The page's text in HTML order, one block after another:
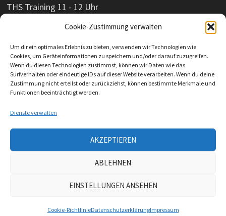
Cookie-Zustimmung verwalten
Um dir ein optimales Erlebnis zu bieten, verwenden wir Technologien wie
Cookies, um Geräteinformationen zu speichern und/oder darauf zuzugreifen.
Wenn du diesen Technologien zustimmst, können wir Daten wie das
Surfverhalten oder eindeutige IDs auf dieser Website verarbeiten. Wenn du deine
Zustimmung nicht erteilst oder zurückziehst, können bestimmte Merkmale und
Funktionen beeinträchtigt werden.
Dienste verwalten
AKZEPTIEREN
ABLEHNEN
EINSTELLUNGEN ANSEHEN
Cookie-RichtlinieDatenschutzerklärungImpressum
THS Training 11 - 12 Uhr
WordPressundBam.